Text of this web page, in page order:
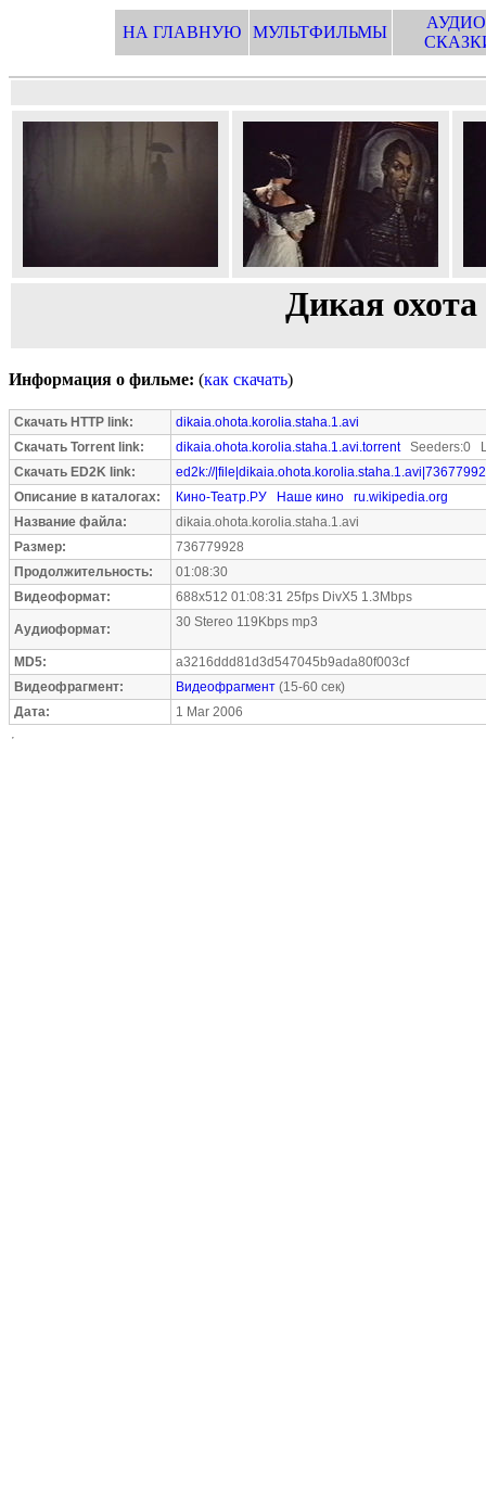
НА ГЛАВНУЮ МУЛЬТФИЛЬМЫ
Дикая
Информация о фильме: (как скачать)
Скачать HTTP link:
dikaia.ohota.korolia.staha.1.avi
Скачать Torrent link:
dikaia.ohota.korolia.staha.1.avi.torrentSeeders:0
Скачать ED2K link:
ed2k://
Описание в каталогах:
Кино-Театр.РУ Наше кино
ru.wikipedia.org
Название файла:
dikaia.ohota.korolia.staha.1.avi
Размер:
736779928
Продолжительность:
01:08:30
Видеоформат:
688x512 01:08:31 25fps DivX5 1.3Mbps
Аудиоформат: 30 Stereo 119Kbps mp3
MD5:
a3216ddd81d3d547045b9ada80f003cf
Видеофрагмент:
Видеофрагмент (15-60 сек)
Дата:
1 Mar 2006